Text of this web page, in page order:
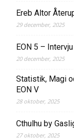
Ereb Altor
29 december, 2025
EON 5 –
20 december, 2025
Statistik, Magi
EON V
28 oktober, 2025
Cthulhu by
27 oktober, 2025